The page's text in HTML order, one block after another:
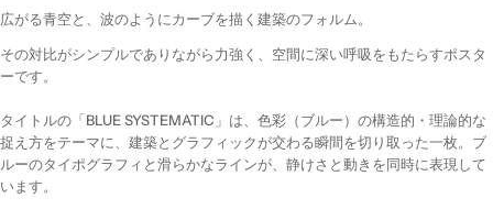
広がる青空と、波のようにカーブを描く建築のフォルム。
その対比がシンプルでありながら力強く、空間に深い呼吸をもたらすポスタ
ーです。
タイトルの「BLUE SYSTEMATIC」は、色彩（ブルー）の構造的・理論的な
捉え方をテーマに、建築とグラフィックが交わる瞬間を切り取った一枚。ブ
ルーのタイポグラフィと滑らかなラインが、静けさと動きを同時に表現して
います。